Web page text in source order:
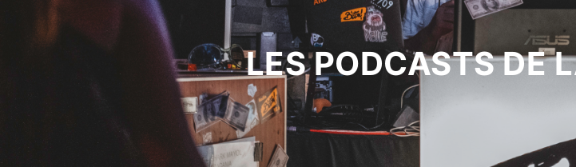
LES PODCASTS DE